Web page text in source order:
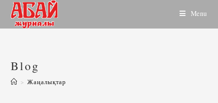
Skip
content
Menu
Blog
> Жаңалықтар